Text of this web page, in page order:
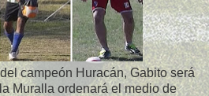
campeón Huracán, Gabito será
Muralla ordenará el medio de